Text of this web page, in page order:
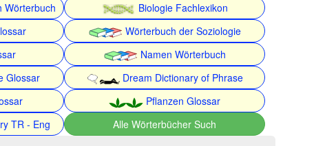
Wörterbuch
Biologie Fachlexikon
Wörterbuch der Soziologie
Namen Wörterbuch
Glossar
Dream Dictionary of Phrase
Pflanzen Glossar
TR - Eng Alle Wörterbücher Such